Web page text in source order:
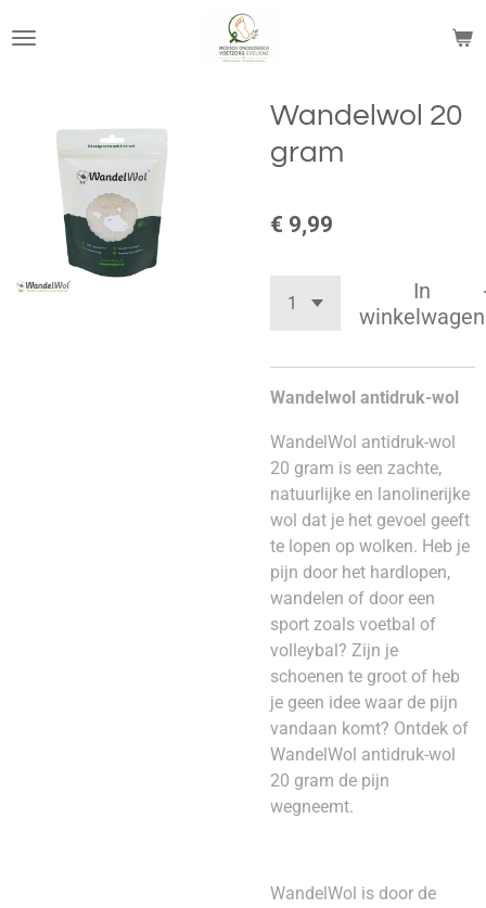
direct
hoofdinhoud
Wandelwol 20
gram
€ 9,99
In
winkelwagen
Wandelwol antidruk-wol
WandelWol antidruk-wol
20 gram is een zachte,
natuurlijke en lanolinerijke
wol dat je het gevoel geeft
te lopen op wolken. Heb je
pijn door het hardlopen,
wandelen of door een
sport zoals voetbal of
volleybal? Zijn je
schoenen te groot of heb
je geen idee waar de pijn
vandaan komt? Ontdek of
WandelWol antidruk-wol
20 gram de pijn
wegneemt.
WandelWol is door de